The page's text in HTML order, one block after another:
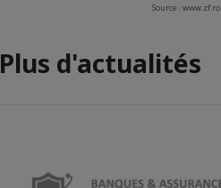
Source : www.zf.ro
Plus d'actualités